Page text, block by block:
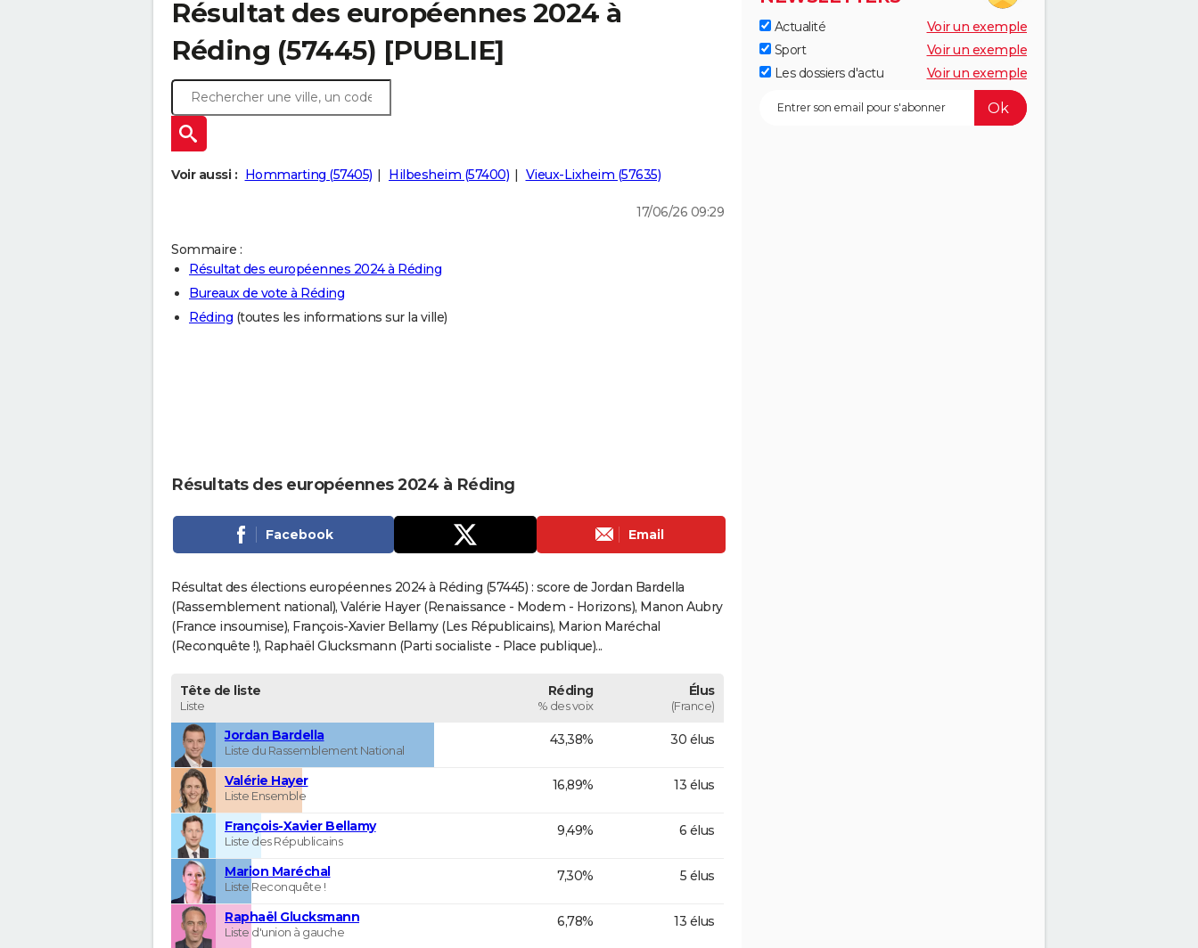
Résultat des européennes 2024 à
Réding (57445) [PUBLIE]
Voir aussi : Hommarting (57405) Hilbesheim (57400) Vieux-Lixheim (57635)
17/06/26 09:29
Sommaire :
Résultat des européennes 2024 à Réding
Bureaux de vote à Réding
Réding (toutes les informations sur la ville)
Résultats des européennes 2024 à Réding
Facebook Email
Résultat des élections européennes 2024 à Réding (57445) : score de Jordan Bardella
(Rassemblement national), Valérie Hayer (Renaissance - Modem - Horizons), Manon Aubry
(France insoumise), François-Xavier Bellamy (Les Républicains), Marion Maréchal
(Reconquête !), Raphaël Glucksmann (Parti socialiste - Place publique)...
Tête de liste
Liste
Réding
% des voix
Élus
(France)
Jordan Bardella
Liste du Rassemblement National
43,38% 30 élus
Valérie Hayer
Liste Ensemble
16,89% 13 élus
François-Xavier Bellamy
Liste des Républicains
9,49% 6 élus
Marion Maréchal
Liste Reconquête !
7,30% 5 élus
Raphaël Glucksmann
Liste d'union à gauche
6,78% 13 élus
Actualité
Voir un exemple
Sport
Voir un exemple
Les dossiers d'actu
Voir un exemple